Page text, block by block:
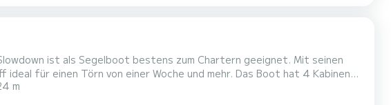
ist als Segelboot bestens zum Chartern geeignet. Mit seinen
Törn von einer Woche und mehr. Das Boot hat 4 Kabinen
einer Gesamtlänge von 13 Metern wird es Ihr perfekter Begleiter sein,
m